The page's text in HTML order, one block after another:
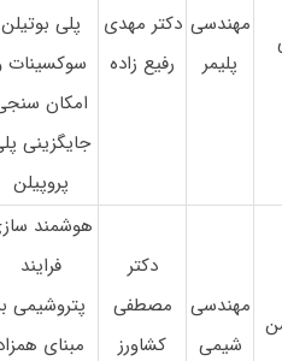
مهندسی
پلیمر
دکتر مهدی
رفیع زاده
پلی بوتیلن
سوکسینات
امکان
جایگزینی
پروپیلن
مهندسی
شیمی
دکتر
مصطفی
کشاورز
هوشمند
فرایند
پتروشیمی
مبنای